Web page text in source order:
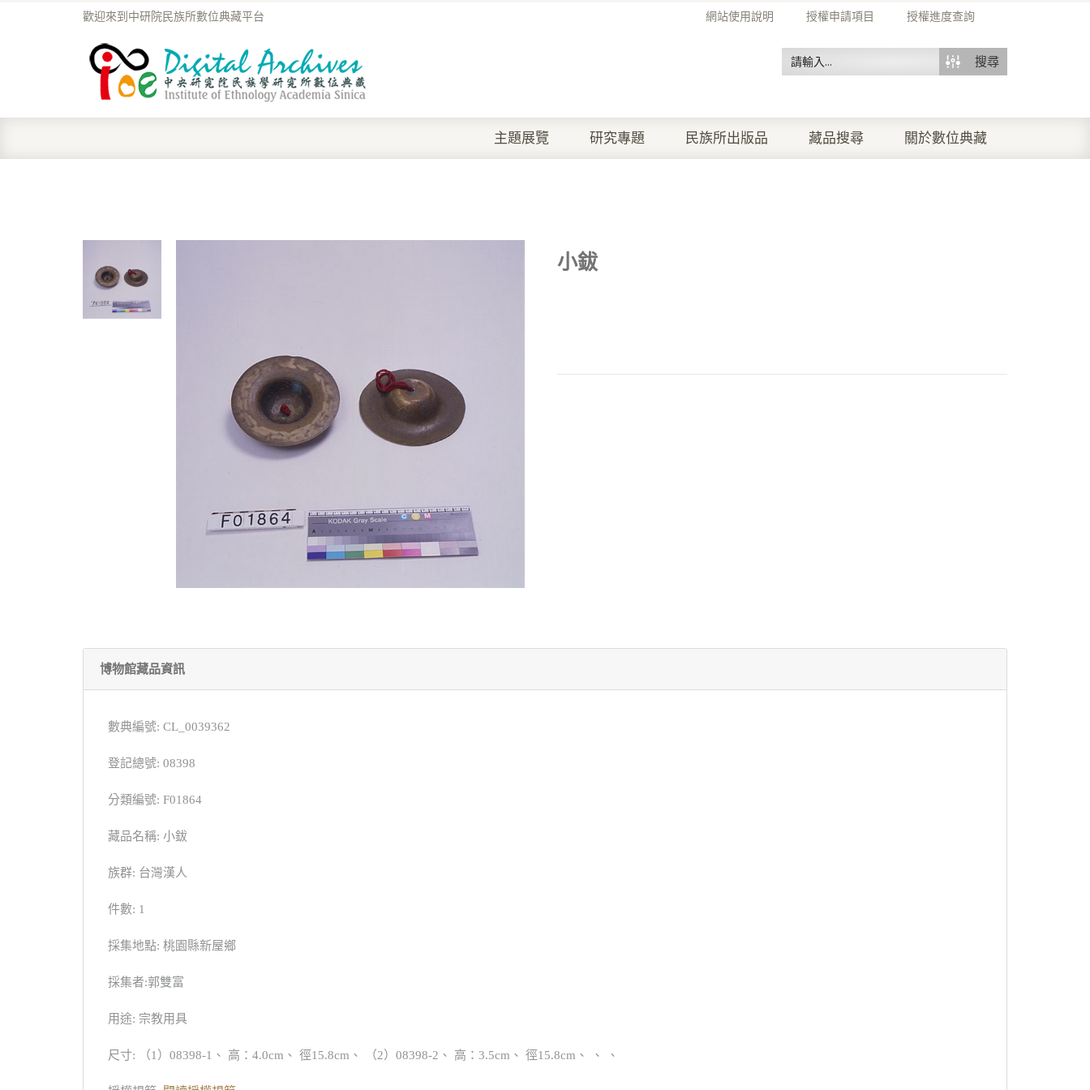
網站使用說明 授權申請項目 授權進度查詢
歡迎來到中研院民族所數位典藏平台
搜尋
主題展覽 研究專題 民族所出版品 藏品搜尋 關於數位典藏
小鈸
博物館藏品資訊
數典編號: CL_0039362
登記總號: 08398
分類編號: F01864
藏品名稱: 小鈸
族群: 台灣漢人
件數: 1
採集地點: 桃園縣新屋鄉
採集者:郭雙富
用途: 宗教用具
尺寸: （1）08398-1、 高：4.0cm、 徑15.8cm、 （2）08398-2、 高：3.5cm、 徑15.8cm、 、 、